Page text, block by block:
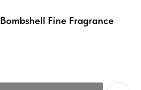
Fine Fragrance